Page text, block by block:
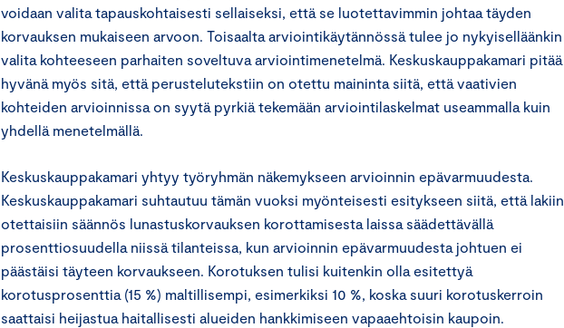
voidaan valita tapauskohtaisesti sellaiseksi, että se luotettavimmin johtaa täyden
korvauksen mukaiseen arvoon. Toisaalta arviointikäytännössä tulee jo nykyiselläänkin
valita kohteeseen parhaiten soveltuva arviointimenetelmä. Keskuskauppakamari pitää
hyvänä myös sitä, että perustelutekstiin on otettu maininta siitä, että vaativien
kohteiden arvioinnissa on syytä pyrkiä tekemään arviointilaskelmat useammalla kuin
yhdellä menetelmällä.
Keskuskauppakamari yhtyy työryhmän näkemykseen arvioinnin epävarmuudesta.
Keskuskauppakamari suhtautuu tämän vuoksi myönteisesti esitykseen siitä, että lakiin
otettaisiin säännös lunastuskorvauksen korottamisesta laissa säädettävällä
prosenttiosuudella niissä tilanteissa, kun arvioinnin epävarmuudesta johtuen ei
päästäisi täyteen korvaukseen. Korotuksen tulisi kuitenkin olla esitettyä
korotusprosenttia (15 %) maltillisempi, esimerkiksi 10 %, koska suuri korotuskerroin
saattaisi heijastua haitallisesti alueiden hankkimiseen vapaaehtoisin kaupoin.